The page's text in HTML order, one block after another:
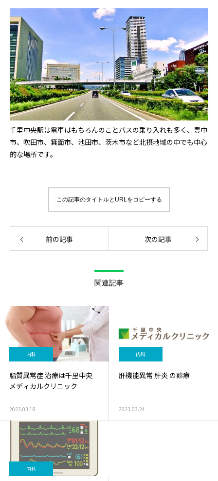
千里中央駅は電車はもちろんのことバスの乗り入れも多く、豊中
市、吹田市、箕面市、池田市、茨木市など北摂地域の中でも中心
的な場所です。
この記事のタイトルとURLをコピーする
前の記事 次の記事
関連記事
内科
脂質異常症 治療は千里中央
メディカルクリニック
2023.03.18
内科
肝機能異常 肝炎 の診療
2023.03.24
内科